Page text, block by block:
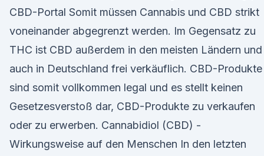
CBD-Portal Somit müssen Cannabis und CBD strikt
voneinander abgegrenzt werden. Im Gegensatz zu
THC ist CBD außerdem in den meisten Ländern und
auch in Deutschland frei verkäuflich. CBD-Produkte
sind somit vollkommen legal und es stellt keinen
Gesetzesverstoß dar, CBD-Produkte zu verkaufen
oder zu erwerben. Cannabidiol (CBD) -
Wirkungsweise auf den Menschen In den letzten